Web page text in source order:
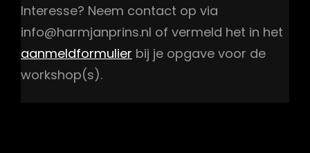
Interesse? Neem contact op via
info@harmjanprins.nl of vermeld het in het
aanmeldformulier bij je opgave voor de
workshop(s).